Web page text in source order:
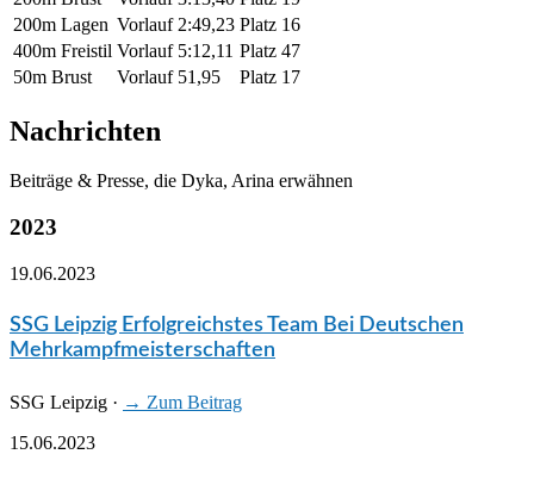
200m Lagen Vorlauf 2:49,23 Platz 16
400m Freistil Vorlauf 5:12,11 Platz 47
50m Brust
Vorlauf 51,95 Platz 17
Nachrichten
Beiträge & Presse, die Dyka, Arina erwähnen
2023
19.06.2023
SSG Leipzig Erfolgreichstes Team Bei Deutschen
Mehrkampfmeisterschaften
SSG Leipzig · → Zum Beitrag
15.06.2023